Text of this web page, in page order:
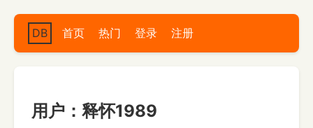
DB 首页 热门 登录 注册
用户：释怀1989